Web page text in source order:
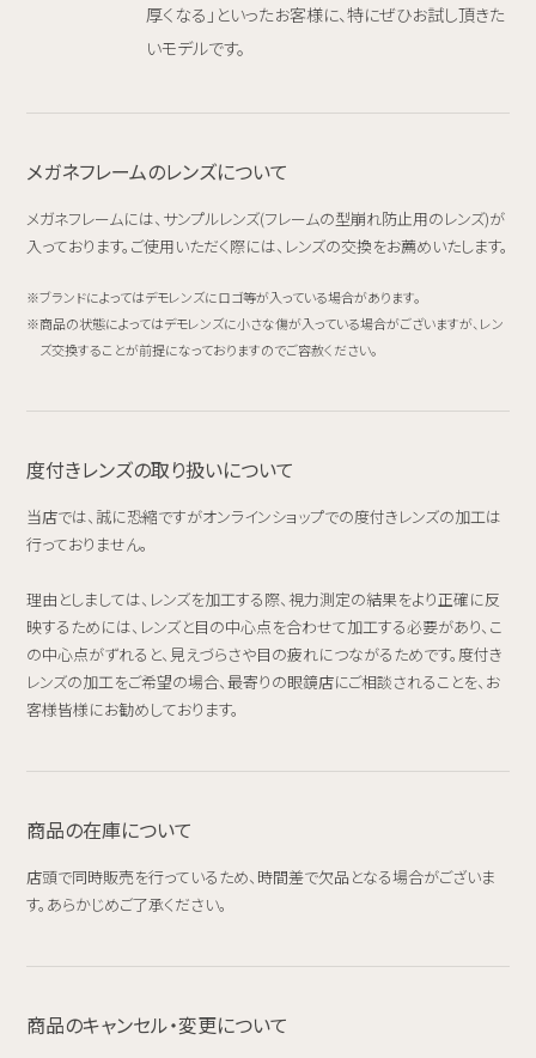
厚くなる」といったお客様に、特にぜひお試し頂きた
いモデルです。
メガネフレームのレンズについて
メガネフレームには、サンプルレンズ(フレームの型崩れ防止用のレンズ)が
入っております。ご使用いただく際には、レンズの交換をお薦めいたします。
ブランドによってはデモレンズにロゴ等が入っている場合があります。
商品の状態によってはデモレンズに小さな傷が入っている場合がございますが、レン
ズ交換することが前提になっておりますのでご容赦ください。
度付きレンズの取り扱いについて
当店では、誠に恐縮ですがオンラインショップでの度付きレンズの加工は
行っておりません。
理由としましては、レンズを加工する際、視力測定の結果をより正確に反
映するためには、レンズと目の中心点を合わせて加工する必要があり、こ
の中心点がずれると、見えづらさや目の疲れにつながるためです。度付き
レンズの加工をご希望の場合、最寄りの眼鏡店にご相談されることを、お
客様皆様にお勧めしております。
商品の在庫について
店頭で同時販売を行っているため、時間差で欠品となる場合がございま
す。あらかじめご了承ください。
商品のキャンセル・変更について